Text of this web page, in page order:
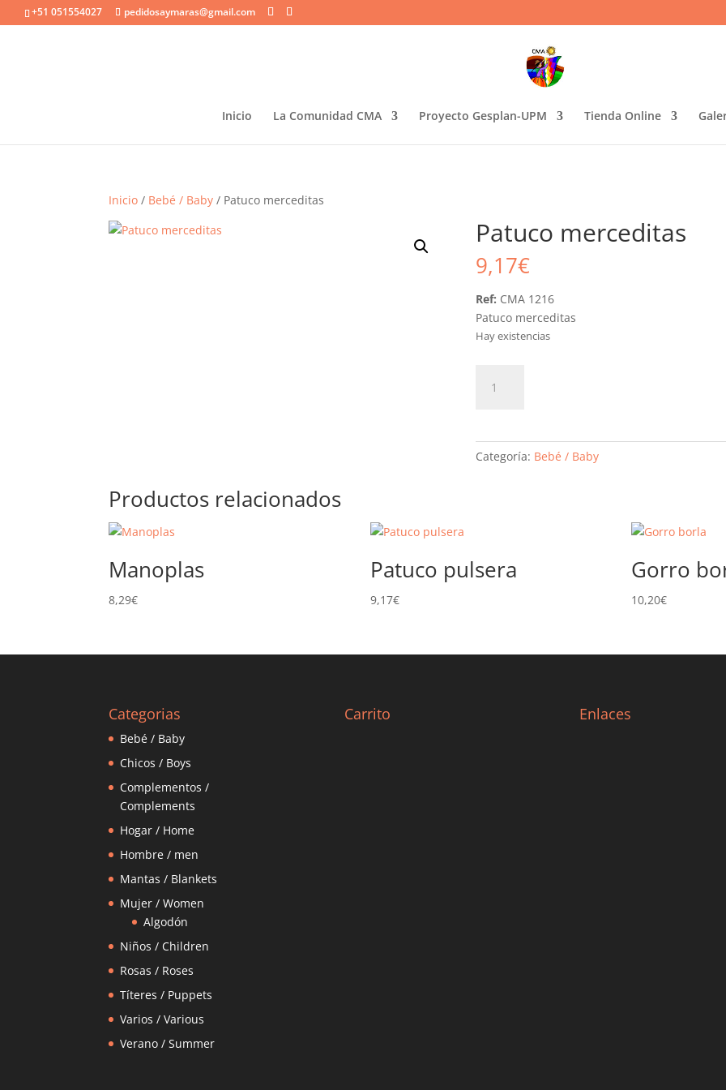
+51 051554027 pedidosaymaras@gmail.com
Inicio La Comunidad CMA Proyecto Gesplan-UPM Tienda Online
Inicio / Bebé / Baby / Patuco merceditas
Patuco merceditas
9,17€
Ref: CMA 1216
Patuco merceditas
Hay existencias
merceditas
Categoría: Bebé / Baby
Productos relacionados
Manoplas
8,29€
Patuco pulsera
9,17€
Gorro
10,20€
Categorias
Bebé / Baby
Chicos / Boys
Complementos /
Complements
Hogar / Home
Hombre / men
Mantas / Blankets
Mujer / Women
Algodón
Niños / Children
Rosas / Roses
Títeres / Puppets
Varios / Various
Verano / Summer
Carrito Enlaces